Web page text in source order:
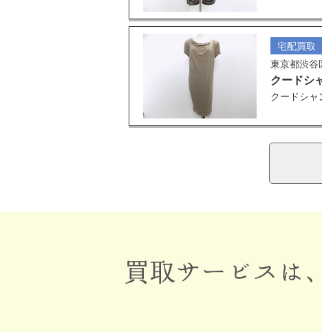
宅配買取
東京都渋谷
クードシ
クードシャ